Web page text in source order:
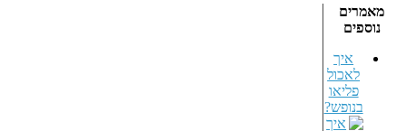
מאמרים
נוספים
איך
לאכול
פליאו
בנופש?